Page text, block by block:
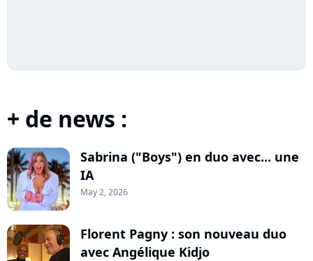
+ de news :
Sabrina ("Boys") en duo avec... une
IA
May 2, 2026
Florent Pagny : son nouveau duo
avec Angélique Kidjo